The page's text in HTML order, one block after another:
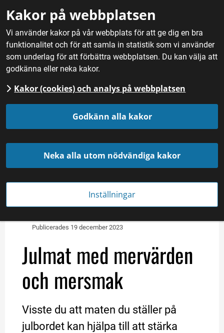
Kakor på webbplatsen
Vi använder kakor på vår webbplats för att ge dig en bra
funktionalitet och för att samla in statistik som vi använder
som underlag för att förbättra webbplatsen. Du kan välja att
godkänna eller neka kakor.
Kakor (cookies) och analys på webbplatsen
Godkänn alla kakor
Neka alla utom nödvändiga kakor
Inställningar
Hem / Nyheter
Vad du väljer att ställa på julbordet kan göra skillnad för svensk
livsmedelsproduktion. Foto: Mostphotos.
Publicerades 19 december 2023
Julmat med mervärden
och mersmak
Visste du att maten du ställer på
julbordet kan hjälpa till att stärka